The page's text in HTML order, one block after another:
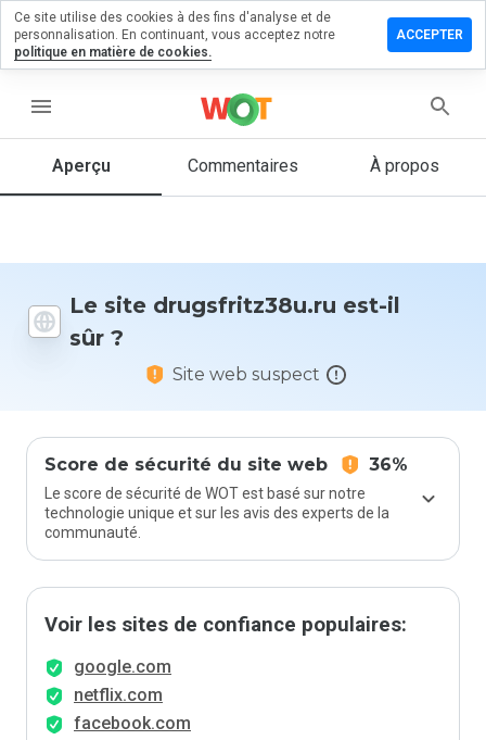
menu
Aperçu Commentaires À propos
Le site drugsfritz38u.ru est-il
sûr ?
Site web suspect
Score de sécurité du site web 36%
Le score de sécurité de WOT est basé sur notre
technologie unique et sur les avis des experts de la
communauté.
Voir les sites de confiance populaires:
google.com
netflix.com
facebook.com
un
1 et 5
vous à ce
site ?
Ce site utilise des cookies à des fins d'analyse et de
personnalisation. En continuant, vous acceptez notre
politique en matière de cookies.
ACCEPTER